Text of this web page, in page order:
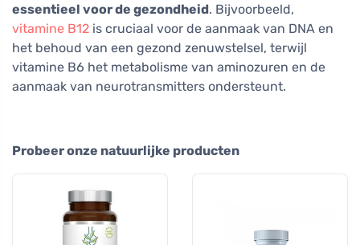
essentieel voor de gezondheid. Bijvoorbeeld,
vitamine B12 is cruciaal voor de aanmaak van DNA en
het behoud van een gezond zenuwstelsel, terwijl
vitamine B6 het metabolisme van aminozuren en de
aanmaak van neurotransmitters ondersteunt.
Probeer onze natuurlijke producten